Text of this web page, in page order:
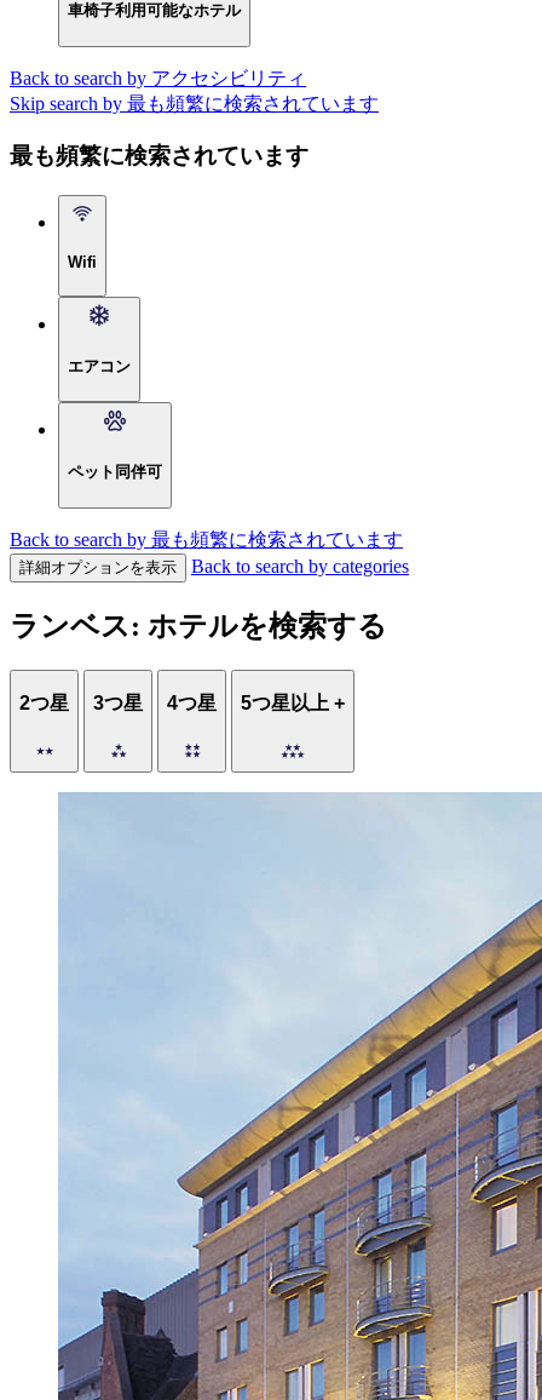
車椅子利用可能なホテル
Back to search by アクセシビリティ
Skip search by 最も頻繁に検索されています
最も頻繁に検索されています
Wifi
エアコン
ペット同伴可
Back to search by 最も頻繁に検索されています
詳細オプションを表示 Back to search by categories
ランベス: ホテルを検索する
2つ星 3つ星 4つ星 5つ星以上 +